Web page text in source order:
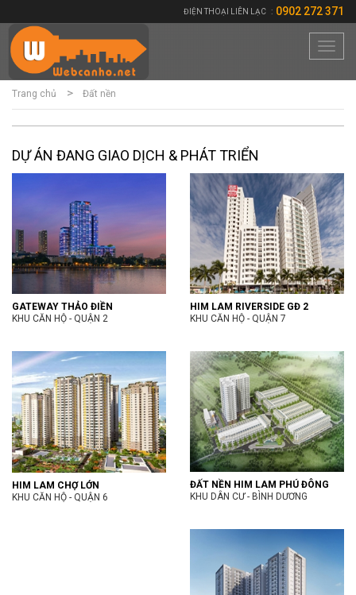
ĐIỆN THOẠI LIÊN LẠC : 0902 272 371
Trang chủ Đất nền
DỰ ÁN ĐANG GIAO DỊCH & PHÁT TRIỂN
GATEWAY THẢO ĐIỀN
KHU CĂN HỘ - QUẬN 2
HIM LAM RIVERSIDE GĐ 2
KHU CĂN HỘ - QUẬN 7
HIM LAM CHỢ LỚN
KHU CĂN HỘ - QUẬN 6
ĐẤT NỀN HIM LAM PHÚ ĐÔNG
KHU DÂN CƯ - BÌNH DƯƠNG